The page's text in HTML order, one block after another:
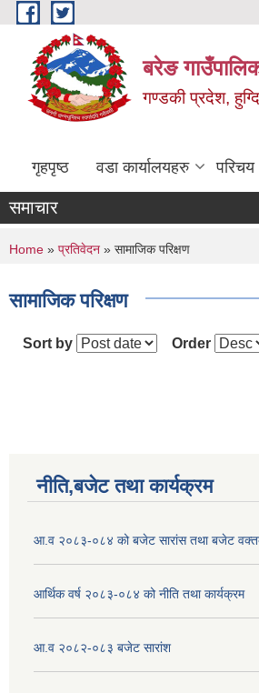
Skip to main content
बरेङ
गण्डकी प्रदेश,
गृहपृष्ठ वडा कार्यालयहरु परिचय
समाचार
You are here
Home » प्रतिवेदन » सामाजिक परिक्षण
सामाजिक परिक्षण
Sort by Order
नीति,बजेट तथा कार्यक्रम
आ.व २०८३-०८४ को बजेट सारांस तथा बजेट
आर्थिक वर्ष २०८३-०८४ को नीति तथा कार्यक्रम
आ.व २०८२-०८३ बजेट सारांश